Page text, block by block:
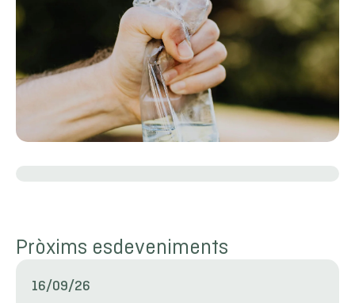
Pròxims esdeveniments
16/09/26